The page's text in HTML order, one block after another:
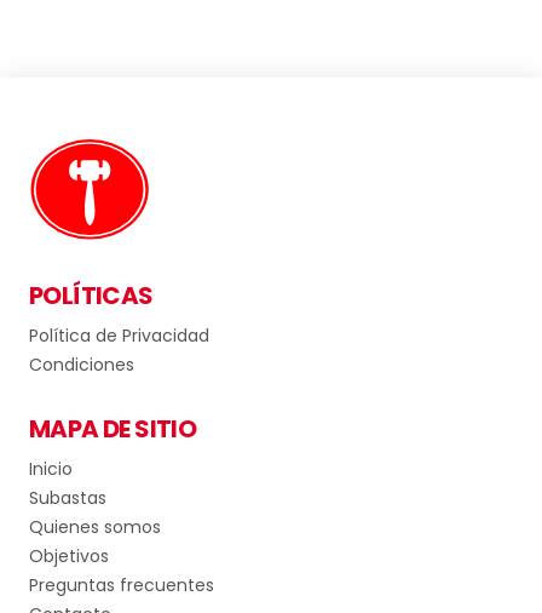
POLÍTICAS
Política de Privacidad
Condiciones
MAPA DE SITIO
Inicio
Subastas
Quienes somos
Objetivos
Preguntas frecuentes